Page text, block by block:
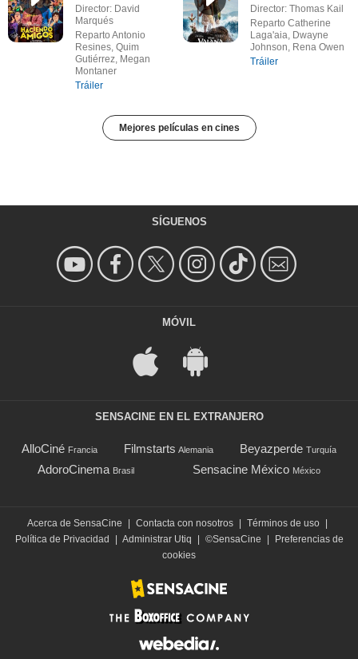
Director: David
Marqués
Reparto Antonio
Resines, Quim
Gutiérrez, Megan
Montaner
Tráiler
Director: Thomas Kail
Reparto Catherine
Laga'aia, Dwayne
Johnson, Rena Owen
Tráiler
Mejores películas en cines
SÍGUENOS
MÓVIL
SENSACINE EN EL EXTRANJERO
AlloCiné Francia Filmstarts Alemania Beyazperde Turquía
AdoroCinema Brasil Sensacine México México
Acerca de SensaCine | Contacta con nosotros | Términos de uso |
Política de Privacidad
| Administrar Utiq | ©SensaCine |
Preferencias de
cookies